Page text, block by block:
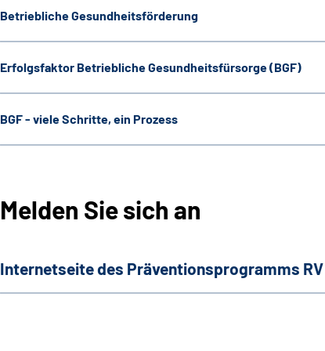
Betriebliche Gesundheitsförderung
Erfolgsfaktor Betriebliche Gesundheitsfürsorge (BGF)
BGF - viele Schritte, ein Prozess
Melden Sie sich an
Internetseite des Präventionsprogramms